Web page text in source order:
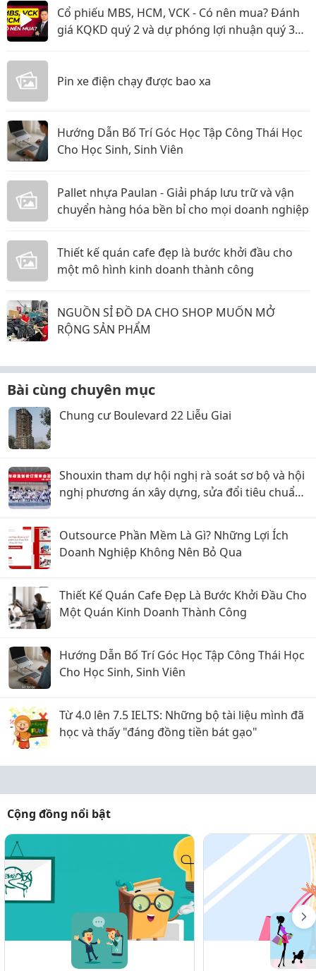
Cổ phiếu MBS, HCM, VCK - Có nên mua? Đánh
giá KQKD quý 2 và dự phóng lợi nhuận quý 3
Pin xe điện chạy được bao xa
Hướng Dẫn Bố Trí Góc Học Tập Công Thái Học
Cho Học Sinh, Sinh Viên
Pallet nhựa Paulan - Giải pháp lưu trữ và vận
chuyển hàng hóa bền bỉ cho mọi doanh nghiệp
Thiết kế quán cafe đẹp là bước khởi đầu cho
một mô hình kinh doanh thành công
NGUỒN SỈ ĐỒ DA CHO SHOP MUỐN MỞ
RỘNG SẢN PHẨM
Bài cùng chuyên mục
Chung cư Boulevard 22 Liễu Giai
Shouxin tham dự hội nghị rà soát sơ bộ và hội
nghị phương án xây dựng, sửa đổi tiêu chuẩn
Outsource Phần Mềm Là Gì? Những Lợi Ích
Doanh Nghiệp Không Nên Bỏ Qua
Thiết Kế Quán Cafe Đẹp Là Bước Khởi Đầu Cho
Một Quán Kinh Doanh Thành Công
Hướng Dẫn Bố Trí Góc Học Tập Công Thái Học
Cho Học Sinh, Sinh Viên
Từ 4.0 lên 7.5 IELTS: Những bộ tài liệu mình đã
học và thấy "đáng đồng tiền bát gạo"
Cộng đồng nổi bật